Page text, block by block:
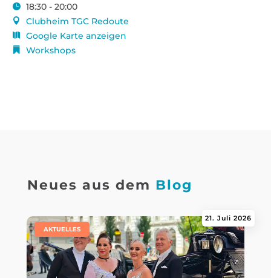
18:30 - 20:00
Clubheim TGC Redoute
Google Karte anzeigen
Workshops
Neues aus dem Blog
21. Juli 2026
AKTUELLES